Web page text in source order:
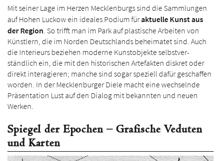
Mit seiner Lage im Herzen Mecklen­burgs sind die Sammlungen
auf Hohen Luckow ein ideales Podium füraktuelle Kunst aus
der Region. So trifft man im Park auf plastische Arbeiten von
Künstlern, die im Norden Deutsch­lands beheimatet sind. Auch
die Interieurs beziehen moderne Kunst­objekte selbst­ver­
ständlich ein, die mit den historischen Arte­fakten diskret oder
direkt interagieren; manche sind sogar speziell dafür geschaffen
worden. In der Mecklenburger Diele macht eine wechselnde
Präsen­tation Lust auf den Dialog mit bekannten und neuen
Werken.
Spiegel der Epochen – Grafische Veduten
und Karten